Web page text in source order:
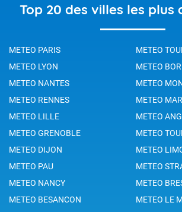
Top 20 des villes les plus
METEO PARIS
METEO
METEO LYON
METEO
METEO NANTES
METEO
METEO RENNES
METEO
METEO LILLE
METEO
METEO GRENOBLE
METEO
METEO DIJON
METEO
METEO PAU
METEO
METEO NANCY
METEO
METEO BESANCON
METEO LE